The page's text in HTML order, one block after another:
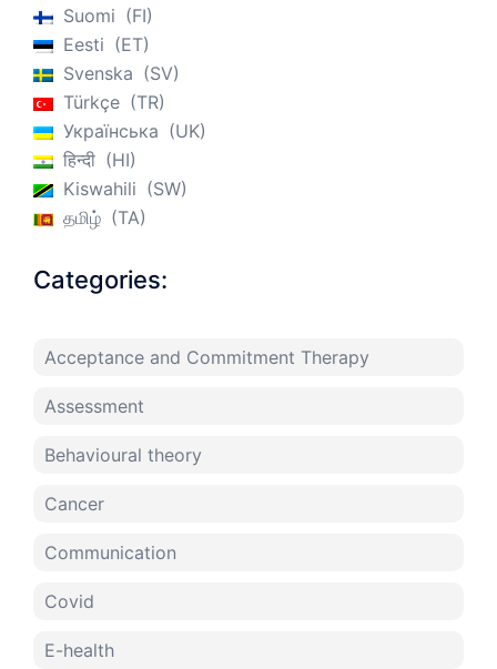
Suomi
FI
Eesti
ET
Svenska
SV
Türkçe
TR
Українська
UK
हिन्दी
HI
Kiswahili
SW
தமிழ்
TA
Categories:
Acceptance and Commitment Therapy
Assessment
Behavioural theory
Cancer
Communication
Covid
E-health